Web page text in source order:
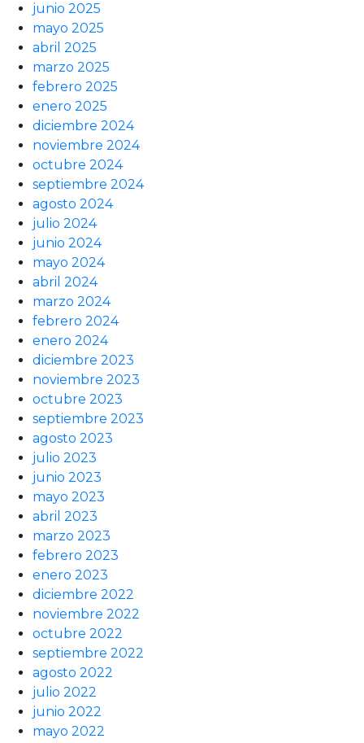
junio 2025
mayo 2025
abril 2025
marzo 2025
febrero 2025
enero 2025
diciembre 2024
noviembre 2024
octubre 2024
septiembre 2024
agosto 2024
julio 2024
junio 2024
mayo 2024
abril 2024
marzo 2024
febrero 2024
enero 2024
diciembre 2023
noviembre 2023
octubre 2023
septiembre 2023
agosto 2023
julio 2023
junio 2023
mayo 2023
abril 2023
marzo 2023
febrero 2023
enero 2023
diciembre 2022
noviembre 2022
octubre 2022
septiembre 2022
agosto 2022
julio 2022
junio 2022
mayo 2022